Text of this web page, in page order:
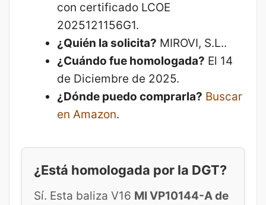
con certificado LCOE
2025121156G1.
¿Quién la solicita? MIROVI, S.L..
¿Cuándo fue homologada? El 14
de Diciembre de 2025.
¿Dónde puedo comprarla? Buscar
en Amazon.
¿Está homologada por la DGT?
Sí. Esta baliza V16 MI VP10144-A de